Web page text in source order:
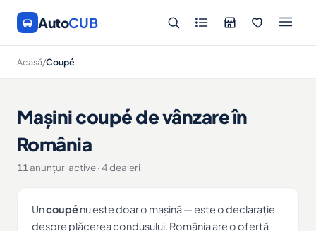
AutoCUB
Acasă/Coupé
Mașini coupé de vânzare în
România
11anunțuri active · 4 dealeri
Uncoupénu este doar o mașină — este o declarație
despre plăcerea condusului. România are o ofertă